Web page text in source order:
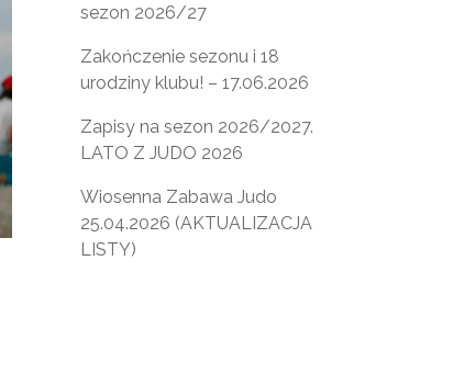
sezon 2026/27
Zakończenie sezonu i 18
urodziny klubu! – 17.06.2026
Zapisy na sezon 2026/2027.
LATO Z JUDO 2026
Wiosenna Zabawa Judo
25.04.2026 (AKTUALIZACJA
LISTY)